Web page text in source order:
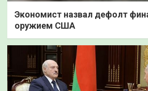
Экономист назвал дефолт
оружием США